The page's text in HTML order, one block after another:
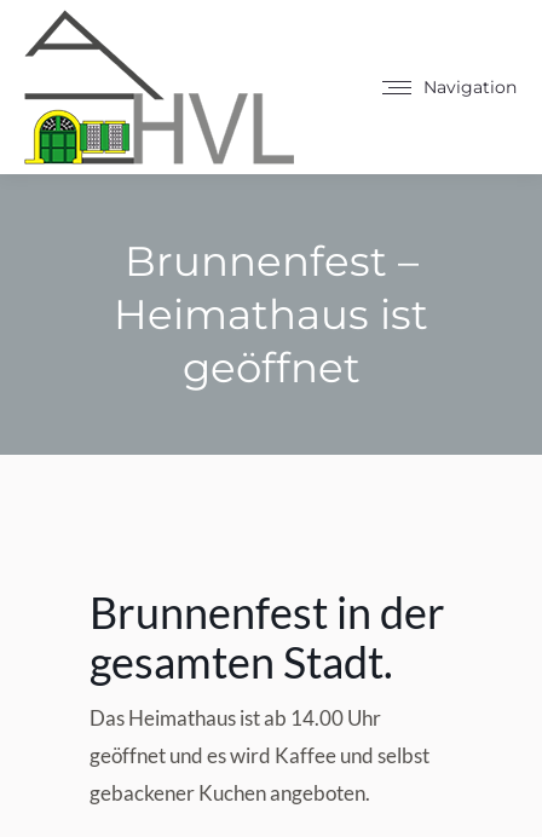
Navigation
Brunnenfest –
Heimathaus ist
geöffnet
Brunnenfest in der
gesamten Stadt.
Das Heimathaus ist ab 14.00 Uhr
geöffnet und es wird Kaffee und selbst
gebackener Kuchen angeboten.